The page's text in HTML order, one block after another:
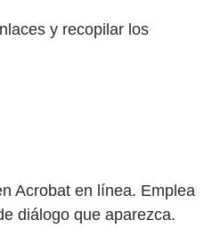
y recopilar los
Acrobat en línea. Emplea
diálogo que aparezca.